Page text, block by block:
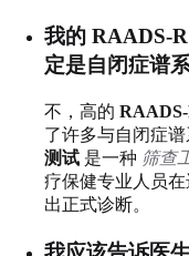
我的 RAADS-
定是自闭症谱
不，高的
了许多与自闭症
测试 是一种 筛查
疗保健专业人员
出正式诊断。